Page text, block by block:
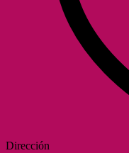
Dirección